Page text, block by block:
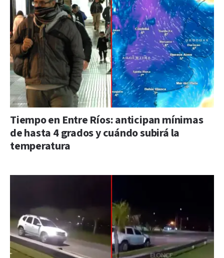
Tiempo en Entre Ríos: anticipan mínimas
de hasta 4 grados y cuándo subirá la
temperatura